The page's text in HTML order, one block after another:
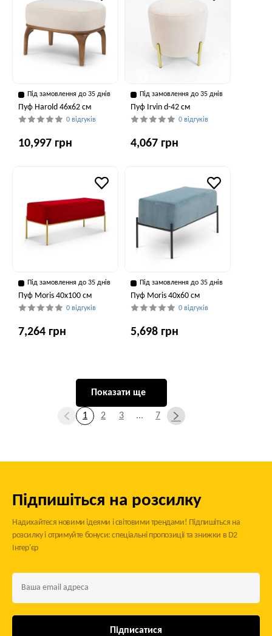
Під замовлення до 35 днів
Пуф Harold 46x62 см
0 відгуків
10,997 грн
Під замовлення до 35 днів
Пуф Irvin d-42 см
0 відгуків
4,067 грн
Під замовлення до 35 днів
Пуф Moris 40x100 см
0 відгуків
7,264 грн
Під замовлення до 35 днів
Пуф Moris 40x60 см
0 відгуків
5,698 грн
Показати ще
1 2 3 ... 7
Підпишіться на розсилку
Надихайтеся новими ідеями і світовими трендами! Підпишіться на
розсилку і отримуйте бонуси: спеціальні пропозиції та знижки в D2
Інтер'єр
Підписатися